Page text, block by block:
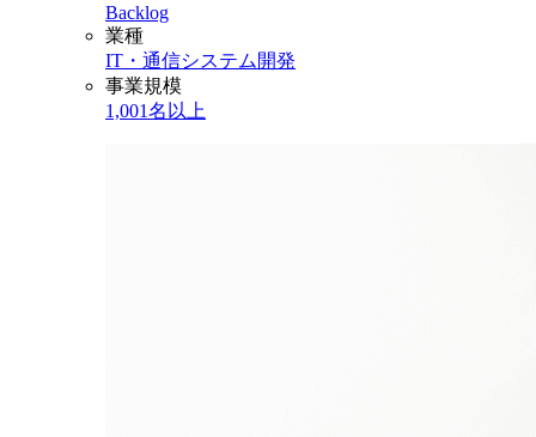
Backlog
業種
IT・通信システム開発
事業規模
1,001名以上